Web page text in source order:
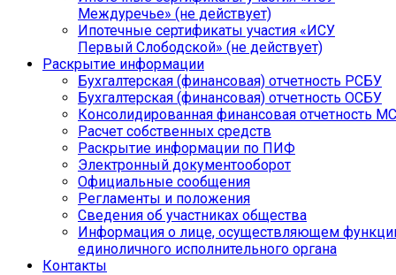
Междуречье» (не действует)
Ипотечные сертификаты участия «ИСУ
Первый Слободской» (не действует)
Раскрытие информации
Бухгалтерская (финансовая) отчетность РСБУ
Бухгалтерская (финансовая) отчетность ОСБУ
Консолидированная финансовая отчетность
Расчет собственных средств
Раскрытие информации по ПИФ
Электронный документооборот
Официальные сообщения
Регламенты и положения
Сведения об участниках общества
Информация о лице, осуществляющем
единоличного исполнительного органа
Контакты